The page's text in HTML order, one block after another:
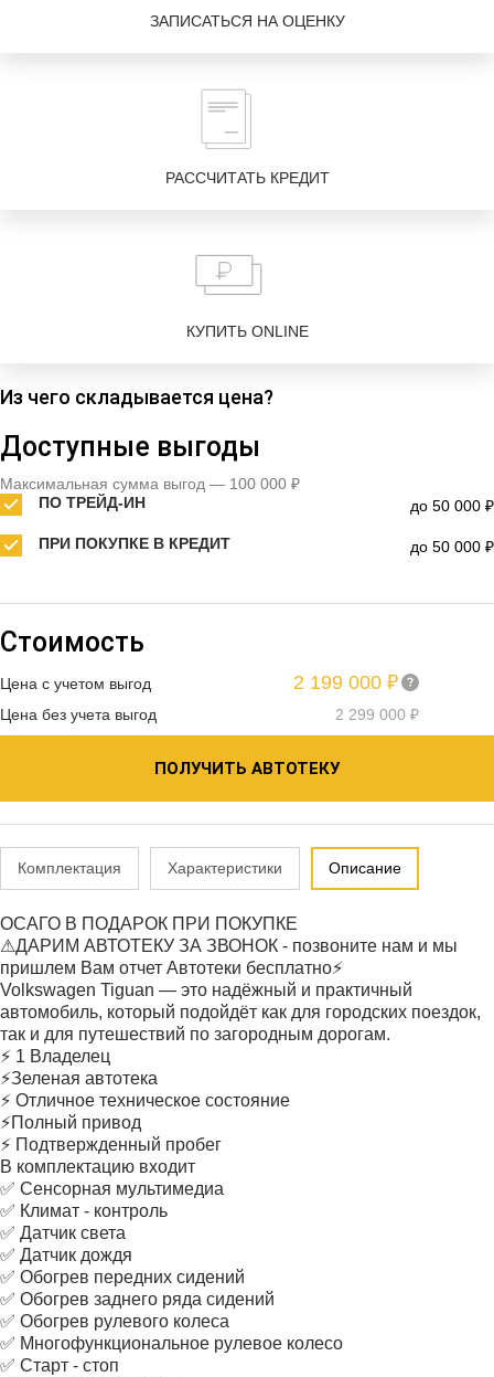
ЗАПИСАТЬСЯ НА ОЦЕНКУ
РАССЧИТАТЬ КРЕДИТ
КУПИТЬ ONLINE
Из чего складывается цена?
Доступные выгоды
Максимальная сумма выгод — 100 000 ₽
ПО ТРЕЙД-ИН
до 50 000 ₽
ПРИ ПОКУПКЕ В КРЕДИТ до 50 000 ₽
Стоимость
Цена с учетом выгод 2 199 000 ₽
Цена без учета выгод 2 299 000 ₽
ПОЛУЧИТЬ АВТОТЕКУ
Комплектация Характеристики Описание
ОСАГО В ПОДАРОК ПРИ ПОКУПКЕ
⚠ДАРИМ АВТОТЕКУ ЗА ЗВОНОК - позвоните нам и мы
пришлем Вам отчет Автотеки бесплатно⚡
Volkswagen Tiguan — это надёжный и практичный
автомобиль, который подойдёт как для городских поездок,
так и для путешествий по загородным дорогам.
⚡ 1 Владелец
⚡Зеленая автотека
⚡ Отличное техническое состояние
⚡Полный привод
⚡ Подтвержденный пробег
В комплектацию входит
✅ Сенсорная мультимедиа
✅ Климат - контроль
✅ Датчик света
✅ Датчик дождя
✅ Обогрев передних сидений
✅ Обогрев заднего ряда сидений
✅ Обогрев рулевого колеса
✅ Многофункциональное рулевое колесо
✅ Старт - стоп